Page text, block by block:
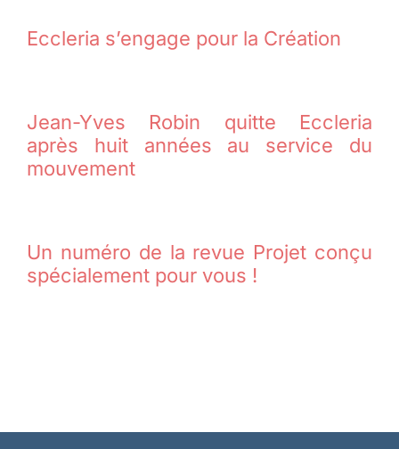
Eccleria s’engage pour la Création
Jean-Yves Robin quitte Eccleria
après huit années au service du
mouvement
Un numéro de la revue Projet conçu
spécialement pour vous !